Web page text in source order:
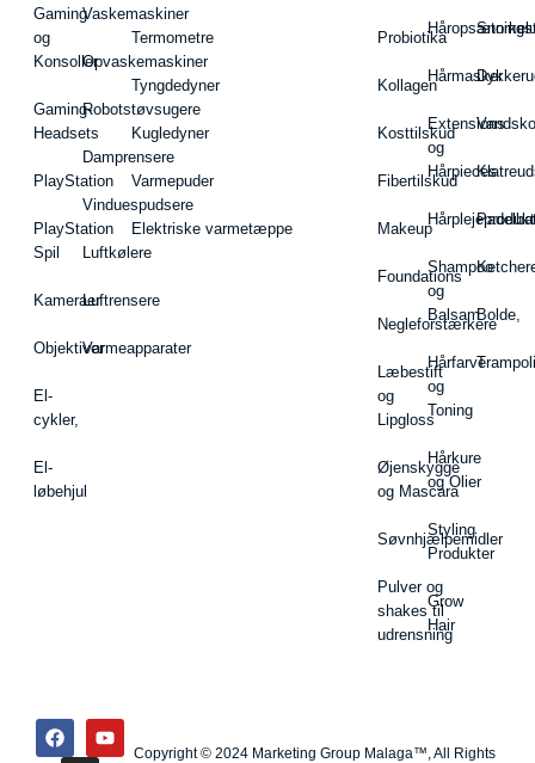
Gaming
og
Konsoller
Gaming-
Headsets
PlayStation
PlayStation
Spil
Kameraer
Objektiver
El-
cykler,
El-
løbehjul
Vaskemaskiner
Opvaskemaskiner
Robotstøvsugere
Damprensere
Vinduespudsere
Luftkølere
Luftrensere
Varmeapparater
Termometre
Tyngdedyner
Kugledyner
Varmepuder
Elektriske varmetæppe
Probiotika
Kollagen
Kosttilskud
Fibertilskud
Makeup
Foundations
Negleforstærkere
Læbestift
og
Lipgloss
Øjenskygge
og Mascara
Søvnhjælpemidler
Pulver og
shakes til
udrensning
Hårmasker
Extensions
og
Hårpieces
Shampoo
og
Balsam
Hårfarve
og
Toning
Hårkure
og Olier
Styling
Produkter
Grow
Hair
Vandsko
Bolde,
Copyright © 2024 Marketing Group Malaga™, All Rights